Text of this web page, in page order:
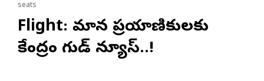
seats
Flight: విమాన ప్రయాణికులకు
కేంద్రం గుడ్ న్యూస్..!